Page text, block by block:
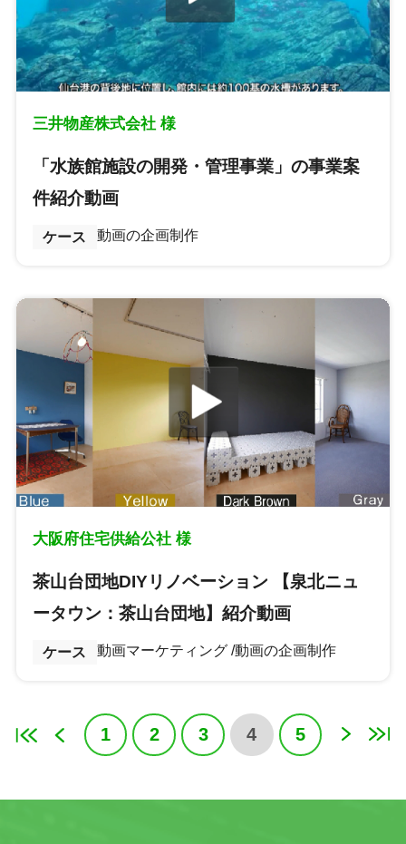
三井物産株式会社 様
「水族館施設の開発・管理事業」の事業案
件紹介動画
ケース 動画の企画制作
大阪府住宅供給公社 様
茶山台団地DIYリノベーション 【泉北ニュ
ータウン：茶山台団地】紹介動画
ケース 動画マーケティング 動画の企画制作
1 2 3 4 5